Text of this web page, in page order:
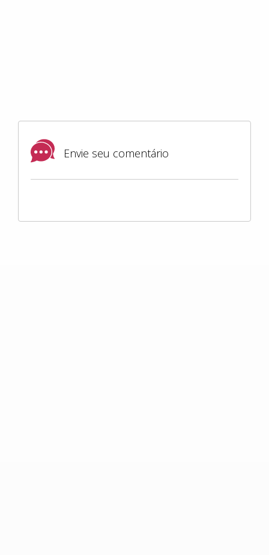
Envie seu comentário